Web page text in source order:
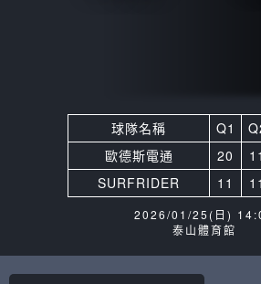
球隊名稱 Q1
歐德斯電通
20 11
SURFRIDER
11 11
2026/01/25(日)
泰山體育館